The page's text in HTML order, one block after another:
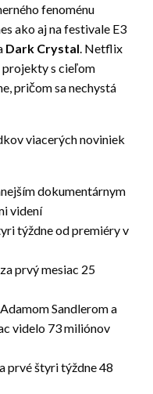
fenoménu
ako aj na festivale E3
Dark Crystal. Netflix
projekty s cieľom
pričom sa nechystá
viacerých noviniek
dokumentárnym
videní
týždne od premiéry v
prvý mesiac 25
Sandlerom a
videlo 73 miliónov
prvé štyri týždne 48